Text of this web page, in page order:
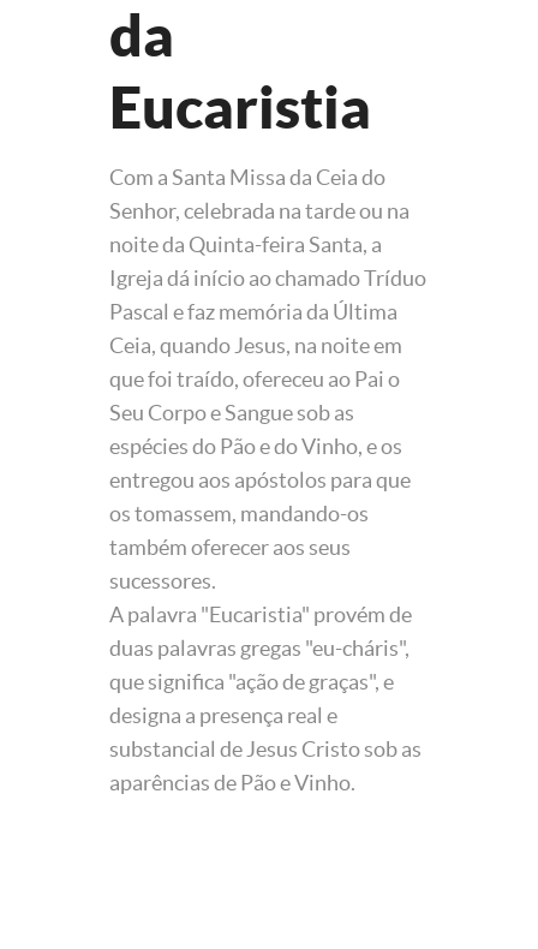
da
Eucaristia
Com a Santa Missa da Ceia do
Senhor, celebrada na tarde ou na
noite da Quinta-feira Santa, a
Igreja dá início ao chamado Tríduo
Pascal e faz memória da Última
Ceia, quando Jesus, na noite em
que foi traído, ofereceu ao Pai o
Seu Corpo e Sangue sob as
espécies do Pão e do Vinho, e os
entregou aos apóstolos para que
os tomassem, mandando-os
também oferecer aos seus
sucessores.
A palavra "Eucaristia" provém de
duas palavras gregas "eu-cháris",
que significa "ação de graças", e
designa a presença real e
substancial de Jesus Cristo sob as
aparências de Pão e Vinho.